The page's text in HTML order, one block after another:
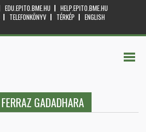
EDU.EPITO.BME.HU
HELP.EPITO.BME.HU
TELEFONKÖNYV TÉRKÉP
ENGLISH
GADADHARA